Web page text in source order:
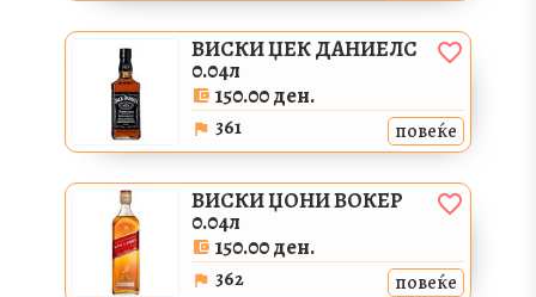
ВИСКИ ЏЕК ДАНИЕЛС
0.04л
150.00 ден.
361 повеќе
ВИСКИ ЏОНИ ВОКЕР
0.04л
150.00 ден.
362 повеќе